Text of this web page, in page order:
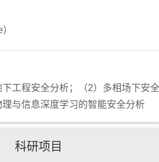
下工程安全分析；（2）多相场下安
与信息深度学习的智能安全分析
科研项目